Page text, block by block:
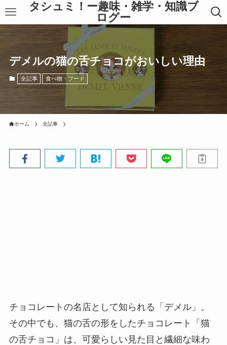
タシュミ！ー趣味・雑学・知識ブ
ログー
デメルの猫の舌チョコがおいしい理由
全記事 食べ物・フード
ホーム 全記事
チョコレートの名店として知られる「デメル」。
その中でも、猫の舌の形をしたチョコレート「猫
の舌チョコ」は、可愛らしい見た目と繊細な味わ